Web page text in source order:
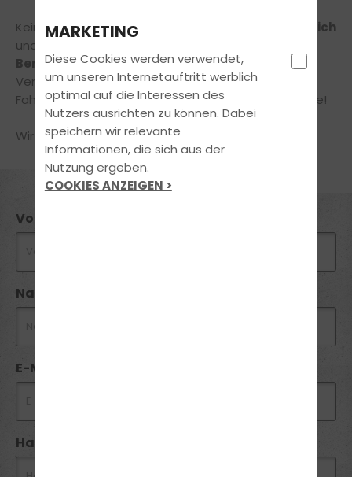
Kein Problem,wir nehmen uns gerne die Zeit für Dich
und Dein Anliegen
Beratungsgespräch!
Vereinbare jetzt online einen Termin in unserer
Fahrschule – ganz einfach und bequem von zuhause!
Wir freuen uns auf Deine Nachricht!
Vorname *
Nachname *
E-Mail *
Handynummer *
MARKETING
Diese Cookies werden verwendet,
um unseren Internetauftritt werblich
optimal auf die Interessen des
Nutzers ausrichten zu können. Dabei
speichern wir relevante
Informationen, die sich aus der
Nutzung ergeben.
COOKIES ANZEIGEN >